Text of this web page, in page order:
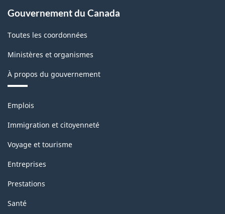
version
-
Structure
de
la
classification
Gouvernement du Canada
Toutes les coordonnées
Ministères et organismes
À propos du gouvernement
Thèmes
sujets
Emplois
Immigration et citoyenneté
Voyage et tourisme
Entreprises
Prestations
Santé